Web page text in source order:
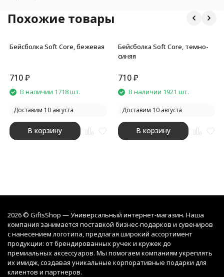
Похожие товары
Бейсболка Soft Core, бежевая
710₽
В наличии 1718 шт.
Доставим 10 августа
В корзину
Бейсболка Soft Core, темно-
синяя
710 ₽
В наличии 1921 шт.
Доставим 10 августа
В корзину
2026 © GiftsShop — Универсальный интернет-магазин. Наша
компания занимается поставкой бизнес-подарков и сувениров
с нанесением логотипа, предлагая широкий ассортимент
продукции: от брендированных ручек и кружек до
премиальных аксессуаров. Мы помогаем компаниям укреплять
их имидж, создавая уникальные корпоративные подарки для
клиентов и партнеров.